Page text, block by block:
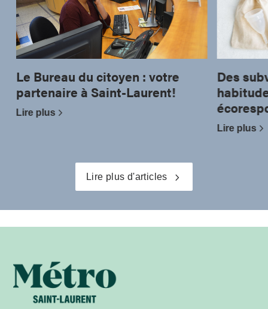
Le Bureau du citoyen : votre
partenaire à Saint-Laurent!
Lire plus
Des
Lire plus
Lire plus d'articles